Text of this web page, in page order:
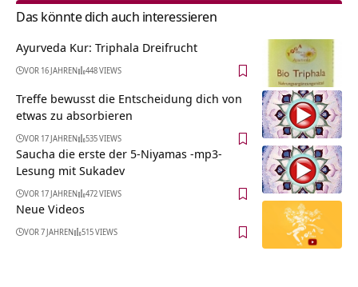
Das könnte dich auch interessieren
Ayurveda Kur: Triphala Dreifrucht
VOR 16 JAHREN 448 VIEWS
Treffe bewusst die Entscheidung dich von
etwas zu absorbieren
VOR 17 JAHREN 535 VIEWS
Saucha die erste der 5-Niyamas -mp3-
Lesung mit Sukadev
VOR 17 JAHREN 472 VIEWS
Neue Videos
VOR 7 JAHREN 515 VIEWS